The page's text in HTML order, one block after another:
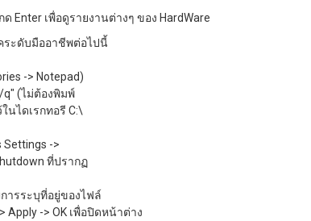
Enter เพื่อดูรายงานต่างๆ ของ HardWare
ระดับมืออาชีพต่อไปนี้
-> Notepad)
(ไม่ต้องพิมพ์
นไดเรกทอรี C:\
Settings ->
ที่ปรากฏ
ารระบุที่อยู่ของไฟล์
Apply -> OK เพื่อปิดหน้าต่าง